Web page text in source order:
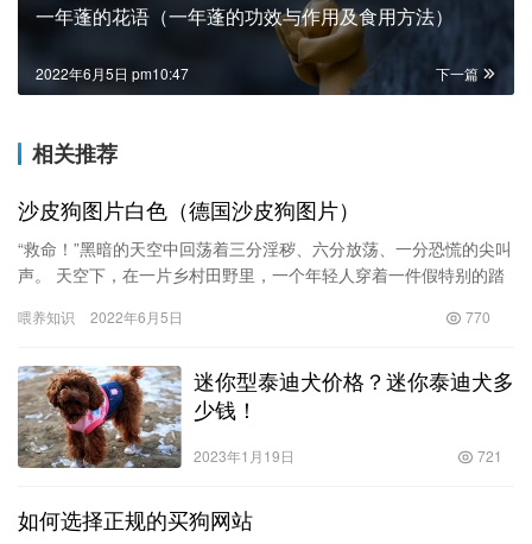
一年蓬的花语（一年蓬的功效与作用及食用方法）
下一篇
2022年6月5日 pm10:47
相关推荐
沙皮狗图片白色（德国沙皮狗图片）
“救命！”黑暗的天空中回荡着三分淫秽、六分放荡、一分恐慌的尖叫
声。 天空下，在一片乡村田野里，一个年轻人穿着一件假特别的踏
拿…
喂养知识 2022年6月5日 770
迷你型泰迪犬价格？迷你泰迪犬多
少钱！
2023年1月19日 721
如何选择正规的买狗网站